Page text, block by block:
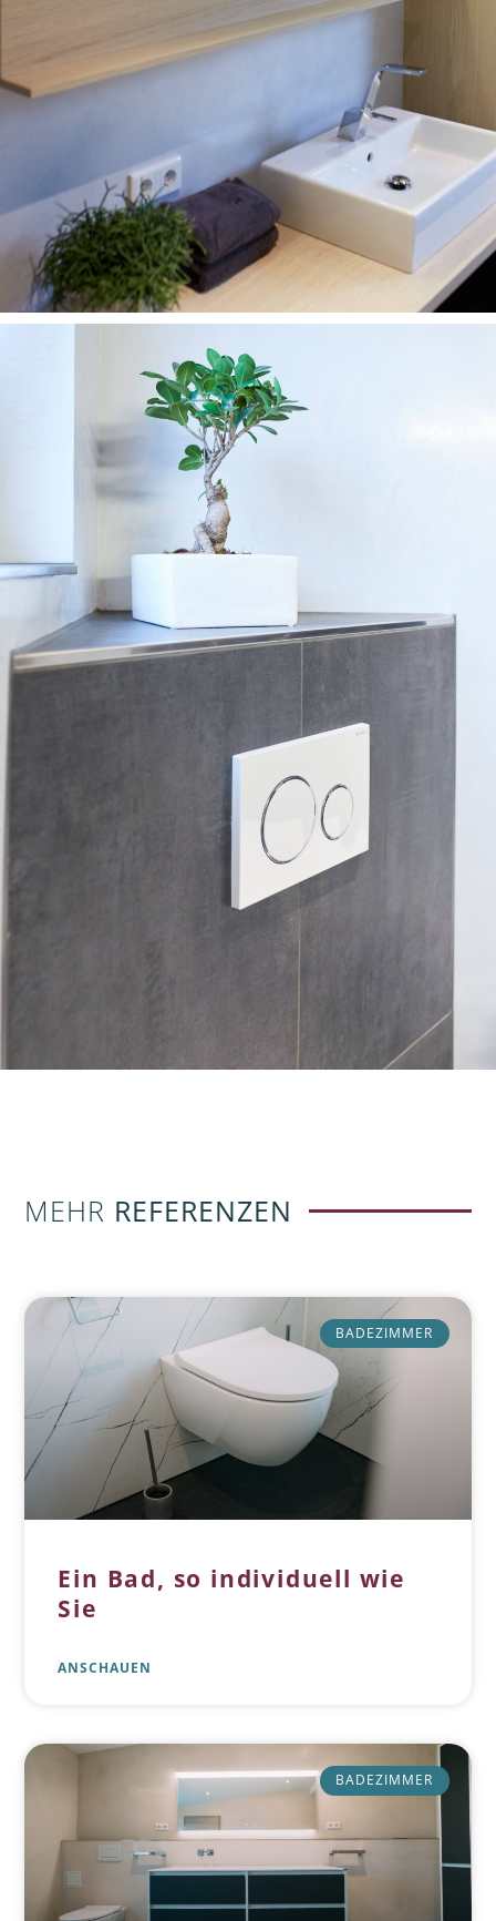
MEHR REFERENZEN
BADEZIMMER
Ein Bad, so individuell wie
Sie
ANSCHAUEN
BADEZIMMER